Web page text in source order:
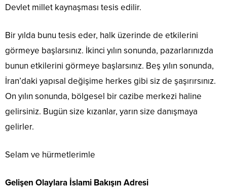
Devlet millet kaynaşması tesis edilir.
Bir yılda bunu tesis eder, halk üzerinde de etkilerini
görmeye başlarsınız. İkinci yılın sonunda, pazarlarınızda
bunun etkilerini görmeye başlarsınız. Beş yılın sonunda,
İran’daki yapısal değişime herkes gibi siz de şaşırırsınız.
On yılın sonunda, bölgesel bir cazibe merkezi haline
gelirsiniz. Bugün size kızanlar, yarın size danışmaya
gelirler.
Selam ve hürmetlerimle
Gelişen Olaylara İslami Bakışın Adresi